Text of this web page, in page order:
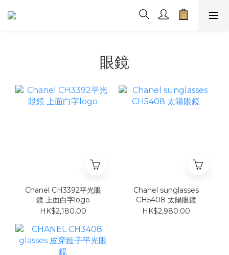
眼鏡
Chanel CH3392平光眼
鏡 上面白字logo
HK$2,180.00
Chanel sunglasses
CH5408 太陽眼鏡
HK$2,980.00